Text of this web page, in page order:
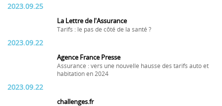
2023.09.25
La Lettre de l'Assurance
Tarifs : le pas de côté de la santé ?
2023.09.22
Agence France Presse
Assurance : vers une nouvelle hausse des tarifs auto et
habitation en 2024
2023.09.22
challenges.fr